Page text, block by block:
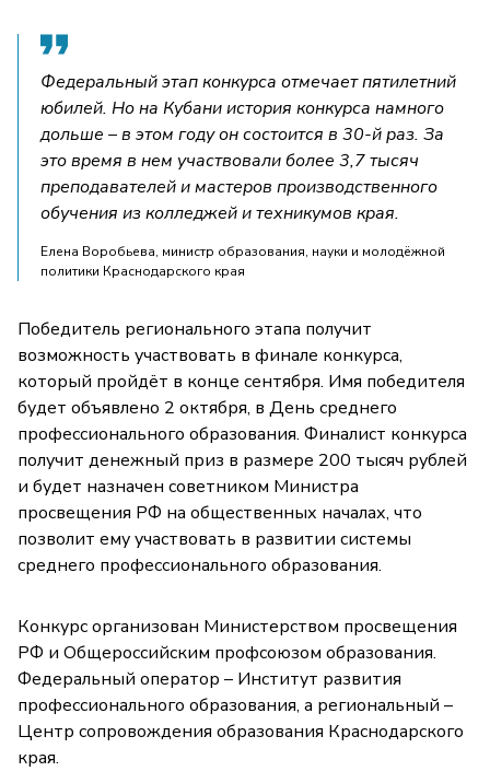
Федеральный этап конкурса отмечает пятилетний
юбилей. Но на Кубани история конкурса намного
дольше – в этом году он состоится в 30-й раз. За
это время в нем участвовали более 3,7 тысяч
преподавателей и мастеров производственного
обучения из колледжей и техникумов края.
Елена Воробьева, министр образования, науки и молодёжной
политики Краснодарского края
Победитель регионального этапа получит
возможность участвовать в финале конкурса,
который пройдёт в конце сентября. Имя победителя
будет объявлено 2 октября, в День среднего
профессионального образования. Финалист конкурса
получит денежный приз в размере 200 тысяч рублей
и будет назначен советником Министра
просвещения РФ на общественных началах, что
позволит ему участвовать в развитии системы
среднего профессионального образования.
Конкурс организован Министерством просвещения
РФ и Общероссийским профсоюзом образования.
Федеральный оператор – Институт развития
профессионального образования, а региональный –
Центр сопровождения образования Краснодарского
края.